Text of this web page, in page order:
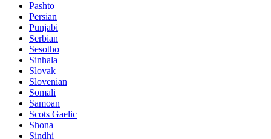
Pashto
Persian
Punjabi
Serbian
Sesotho
Sinhala
Slovak
Slovenian
Somali
Samoan
Scots Gaelic
Shona
Sindhi